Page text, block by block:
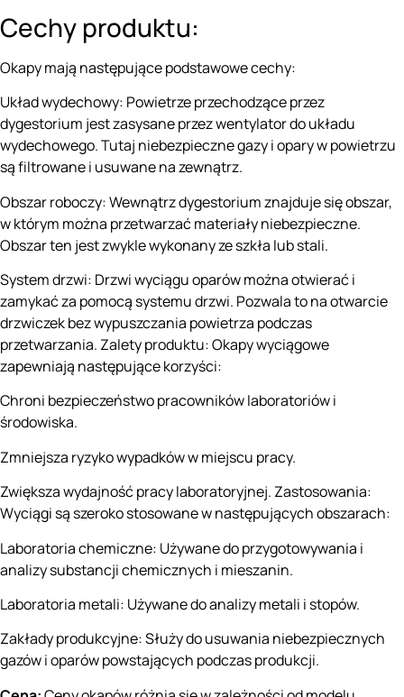
Cechy produktu:
Okapy mają następujące podstawowe cechy:
Układ wydechowy: Powietrze przechodzące przez
dygestorium jest zasysane przez wentylator do układu
wydechowego. Tutaj niebezpieczne gazy i opary w powietrzu
są filtrowane i usuwane na zewnątrz.
Obszar roboczy: Wewnątrz dygestorium znajduje się obszar,
w którym można przetwarzać materiały niebezpieczne.
Obszar ten jest zwykle wykonany ze szkła lub stali.
System drzwi: Drzwi wyciągu oparów można otwierać i
zamykać za pomocą systemu drzwi. Pozwala to na otwarcie
drzwiczek bez wypuszczania powietrza podczas
przetwarzania. Zalety produktu: Okapy wyciągowe
zapewniają następujące korzyści:
Chroni bezpieczeństwo pracowników laboratoriów i
środowiska.
Zmniejsza ryzyko wypadków w miejscu pracy.
Zwiększa wydajność pracy laboratoryjnej. Zastosowania:
Wyciągi są szeroko stosowane w następujących obszarach:
Laboratoria chemiczne: Używane do przygotowywania i
analizy substancji chemicznych i mieszanin.
Laboratoria metali: Używane do analizy metali i stopów.
Zakłady produkcyjne: Służy do usuwania niebezpiecznych
gazów i oparów powstających podczas produkcji.